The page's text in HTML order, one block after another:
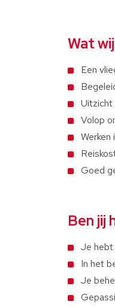
Wat
Een
Uitzicht
Volop
Goed
Ben jij
Je hebt
In het
Je